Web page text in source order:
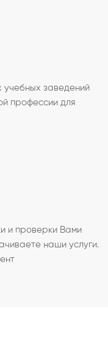
учебных заведений
профессии для
и проверки Вами
наши услуги.